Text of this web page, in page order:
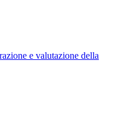
e valutazione della